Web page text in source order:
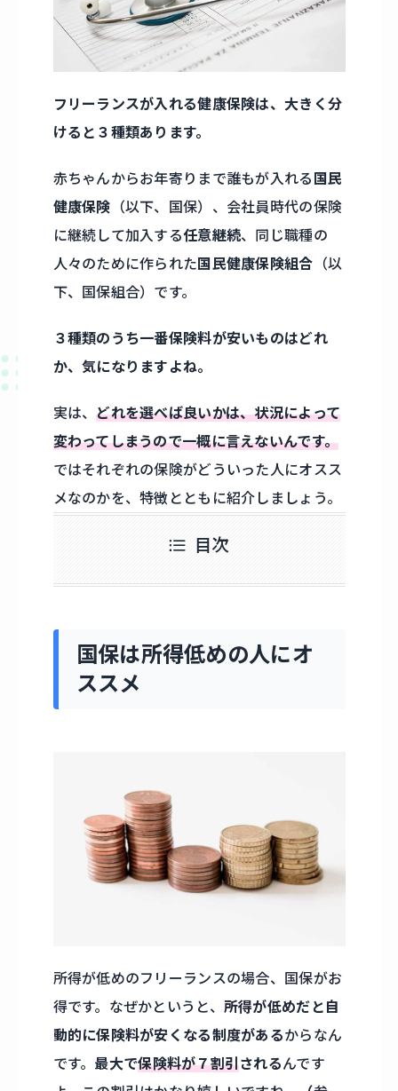
フリーランスが入れる健康保険は、大きく分
けると３種類あります。
赤ちゃんからお年寄りまで誰もが入れる 国民
健康保険 （以下、国保）、会社員時代の保険
に継続して加入する任意継続、同じ職種の
人々のために作られた国民健康保険組合 （以
下、国保組合）です。
３種類のうち一番保険料が安いものはどれ
か、気になりますよね。
実は、どれを選べば良いかは、状況によって
変わってしまうので一概に言えないんです。
ではそれぞれの保険がどういった人にオスス
メなのかを、特徴とともに紹介しましょう。
目次
国保は所得低めの人にオ
ススメ
所得が低めのフリーランスの場合、国保がお
得です。なぜかというと、 所得が低めだと自
動的に保険料が安くなる制度があるからなん
です。 最大で保険料が７割引されるんです